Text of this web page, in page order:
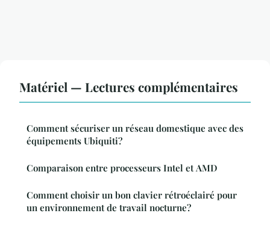
Matériel — Lectures complémentaires
Comment sécuriser un réseau domestique avec des
équipements Ubiquiti?
Comparaison entre processeurs Intel et AMD
Comment choisir un bon clavier rétroéclairé pour
un environnement de travail nocturne?